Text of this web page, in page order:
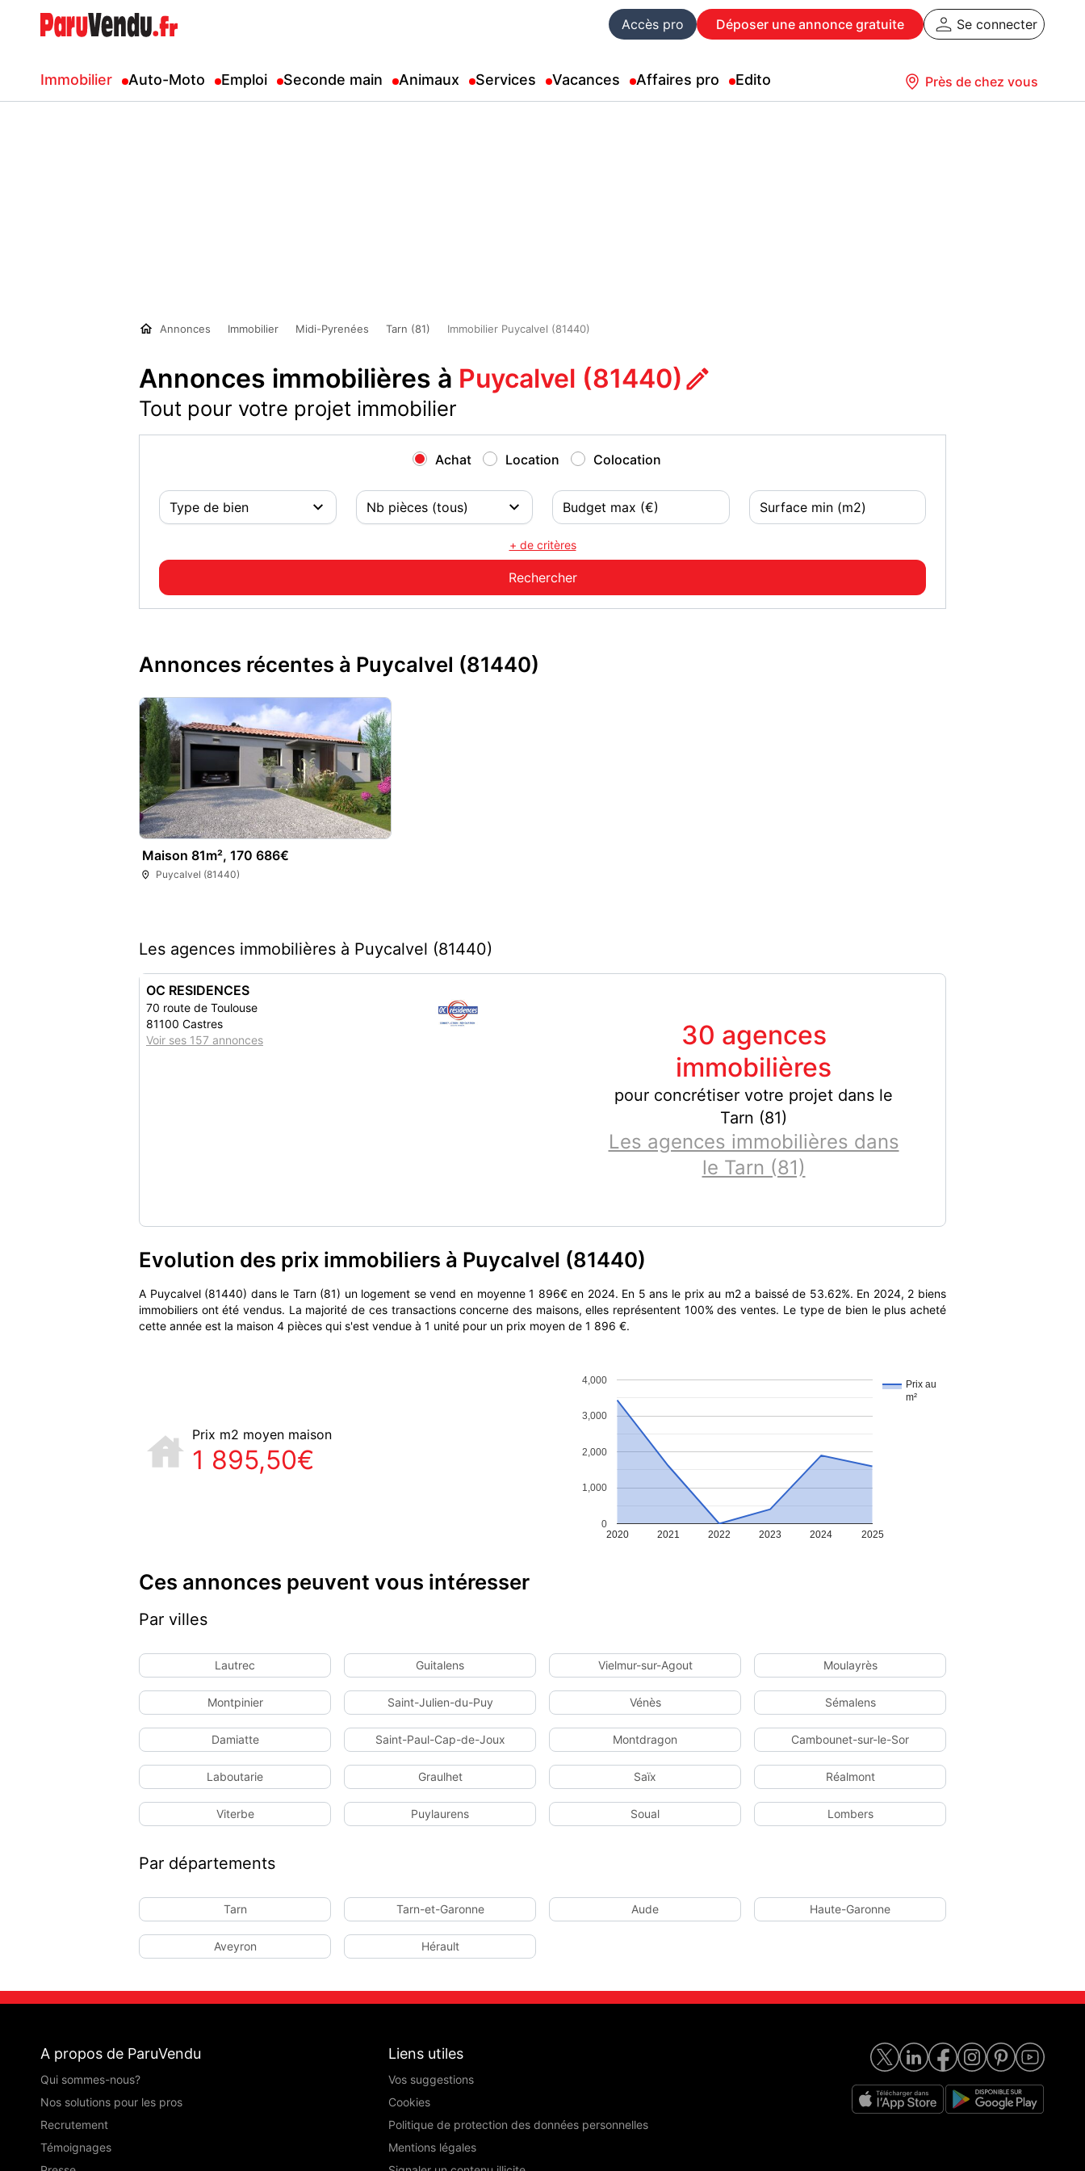
Accès pro Déposer une annonce gratuite Se connecter
Immobilier Auto-Moto Emploi Seconde main Animaux Services Vacances Affaires pro Edito Près de chez vous
Annonces Immobilier Midi-Pyrenées Tarn (81) Immobilier Puycalvel (81440)
Annonces immobilières à Puycalvel (81440)
Tout pour votre projet immobilier
Achat Location Colocation
+ de critères
Annonces récentes à Puycalvel (81440)
Maison 81m², 170 686€
Puycalvel (81440)
Les agences immobilières à Puycalvel (81440)
OC RESIDENCES
70 route de Toulouse
81100 Castres
Voir ses 157 annonces
30 agences
immobilières
pour concrétiser votre projet dans le
Tarn (81)
Les agences immobilières dans
le Tarn (81)
Evolution des prix immobiliers à Puycalvel (81440)
A Puycalvel (81440) dans le Tarn (81) un logement se vend en moyenne 1 896€ en 2024. En 5 ans le prix au m2 a baissé de 53.62%. En 2024, 2 biens
immobiliers ont été vendus. La majorité de ces transactions concerne des maisons, elles représentent 100% des ventes. Le type de bien le plus acheté
cette année est la maison 4 pièces qui s'est vendue à 1 unité pour un prix moyen de 1 896 €.
Prix m2 moyen maison
1 895,50€
Prix au
m²
2020 2021 2022 2023 2024 2025
0
1,000
2,000
3,000
4,000
Ces annonces peuvent vous intéresser
Par villes
Lautrec Guitalens Vielmur-sur-Agout Moulayrès
Montpinier Saint-Julien-du-Puy Vénès Sémalens
Damiatte Saint-Paul-Cap-de-Joux Montdragon Cambounet-sur-le-Sor
Laboutarie Graulhet Saïx Réalmont
Viterbe Puylaurens Soual Lombers
Par départements
Tarn Tarn-et-Garonne Aude Haute-Garonne
Aveyron Hérault
A propos de ParuVendu
Qui sommes-nous?
Nos solutions pour les pros
Recrutement
Témoignages
Liens utiles
Vos suggestions
Cookies
Politique de protection des données personnelles
Mentions légales